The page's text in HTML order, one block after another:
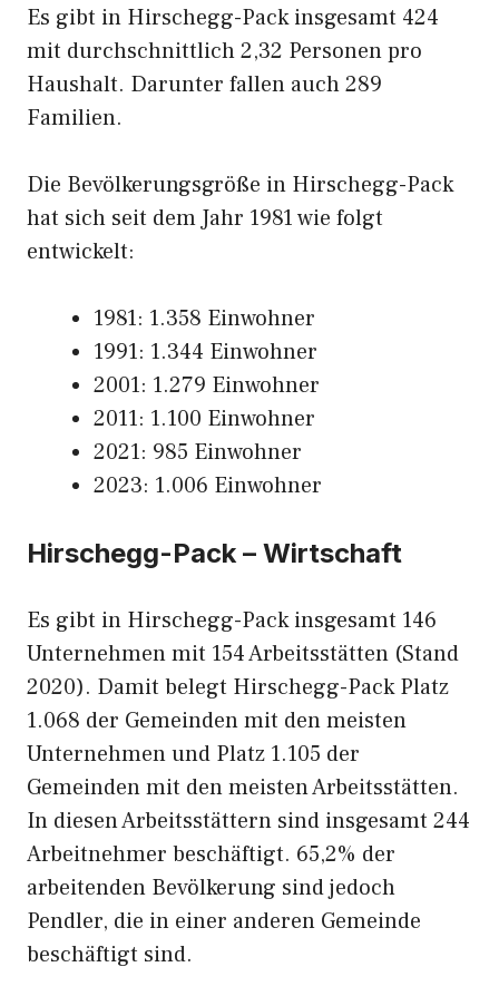
Es gibt in Hirschegg-Pack insgesamt 424
mit durchschnittlich 2,32 Personen pro
Haushalt. Darunter fallen auch 289
Familien.
Die Bevölkerungsgröße in Hirschegg-Pack
hat sich seit dem Jahr 1981 wie folgt
entwickelt:
1981: 1.358 Einwohner
1991: 1.344 Einwohner
2001: 1.279 Einwohner
2011: 1.100 Einwohner
2021: 985 Einwohner
2023: 1.006 Einwohner
Hirschegg-Pack – Wirtschaft
Es gibt in Hirschegg-Pack insgesamt 146
Unternehmen mit 154 Arbeitsstätten (Stand
2020). Damit belegt Hirschegg-Pack Platz
1.068 der Gemeinden mit den meisten
Unternehmen und Platz 1.105 der
Gemeinden mit den meisten Arbeitsstätten.
In diesen Arbeitsstättern sind insgesamt 244
Arbeitnehmer beschäftigt. 65,2% der
arbeitenden Bevölkerung sind jedoch
Pendler, die in einer anderen Gemeinde
beschäftigt sind.